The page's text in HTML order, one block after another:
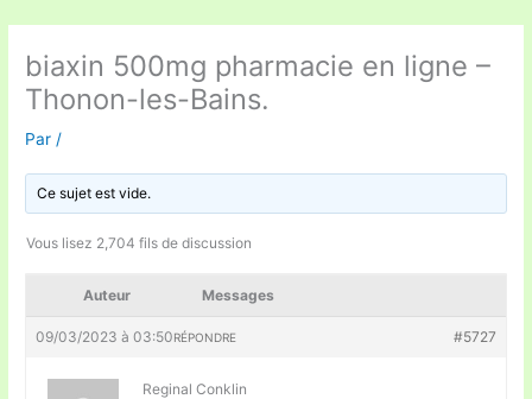
biaxin 500mg pharmacie en ligne –
Thonon-les-Bains.
Par /
Ce sujet est vide.
Vous lisez 2,704 fils de discussion
Auteur Messages
09/03/2023 à 03:50 #5727
RÉPONDRE
Reginal Conklin